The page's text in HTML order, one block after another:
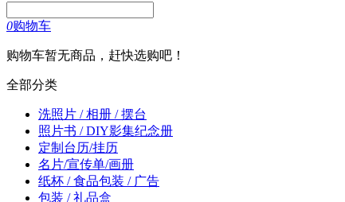
0购物车
购物车暂无商品，赶快选购吧！
全部分类
洗照片 / 相册 / 摆台
照片书 / DIY影集纪念册
定制台历/挂历
名片/宣传单/画册
纸杯 / 食品包装 / 广告
包装 / 礼品盒